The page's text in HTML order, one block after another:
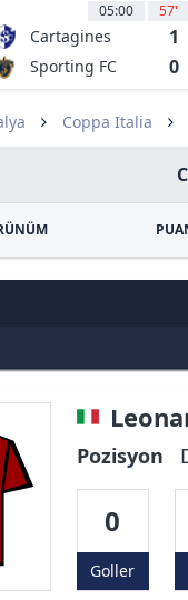
05:00 57'
Cartagines 1
Sporting FC 0
Coppa Italia
Pozisyon
0
Goller